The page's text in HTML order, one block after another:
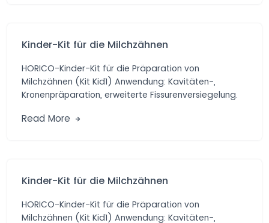
Kinder-Kit für die Milchzähnen
HORICO-Kinder-Kit für die Präparation von
Milchzähnen (Kit Kid1) Anwendung: Kavitäten-,
Kronenpräparation, erweiterte Fissurenversiegelung.
Hartmetall-schleifern […]
Read More
Kinder-Kit für die Milchzähnen
HORICO-Kinder-Kit für die Präparation von
Milchzähnen (Kit Kid1) Anwendung: Kavitäten-,